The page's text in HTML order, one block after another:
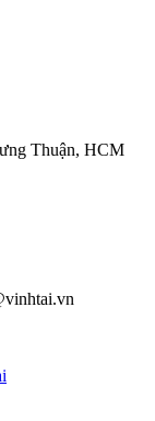
Thuận, HCM